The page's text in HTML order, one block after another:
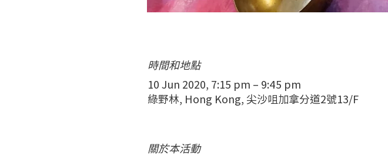
時間和地點
10 Jun 2020, 7:15 pm – 9:45 pm
綠野林, Hong Kong, 尖沙咀加拿分道2號13/F
關於本活動